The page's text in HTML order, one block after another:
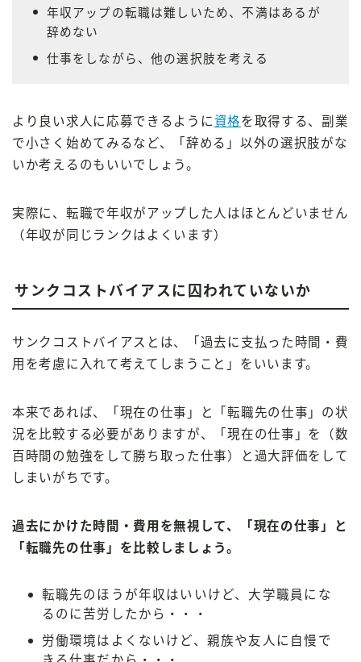
年収アップの転職は難しいため、不満はあるが
辞めない
仕事をしながら、他の選択肢を考える
より良い求人に応募できるように 資格を取得する、副業
で小さく始めてみるなど、「辞める」以外の選択肢がな
いか考えるのもいいでしょう。
実際に、転職で年収がアップした人はほとんどいません
（年収が同じランクはよくいます）
サンクコストバイアスに囚われていないか
サンクコストバイアスとは、「過去に支払った時間・費
用を考慮に入れて考えてしまうこと」をいいます。
本来であれば、「現在の仕事」と「転職先の仕事」の状
況を比較する必要がありますが、「現在の仕事」を（数
百時間の勉強をして勝ち取った仕事）と過大評価をして
しまいがちです。
過去にかけた時間・費用を無視して、「現在の仕事」と
「転職先の仕事」を比較しましょう。
転職先のほうが年収はいいけど、大学職員にな
るのに苦労したから・・・
労働環境はよくないけど、親族や友人に自慢で